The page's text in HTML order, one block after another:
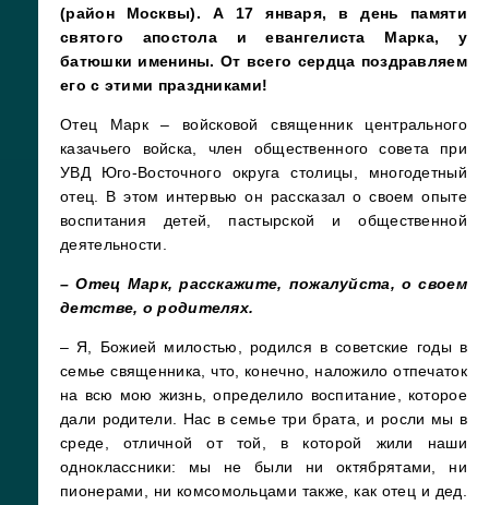
(район Москвы). А 17 января, в день памяти
святого апостола и евангелиста Марка, у
батюшки именины. От всего сердца поздравляем
его с этими праздниками!
Отец Марк – войсковой священник центрального
казачьего войска, член общественного совета при
УВД Юго-Восточного округа столицы, многодетный
отец. В этом интервью он рассказал о своем опыте
воспитания детей, пастырской и общественной
деятельности.
– Отец Марк, расскажите, пожалуйста, о своем
детстве, о родителях.
– Я, Божией милостью, родился в советские годы в
семье священника, что, конечно, наложило отпечаток
на всю мою жизнь, определило воспитание, которое
дали родители. Нас в семье три брата, и росли мы в
среде, отличной от той, в которой жили наши
одноклассники: мы не были ни октябрятами, ни
пионерами, ни комсомольцами также, как отец и дед.